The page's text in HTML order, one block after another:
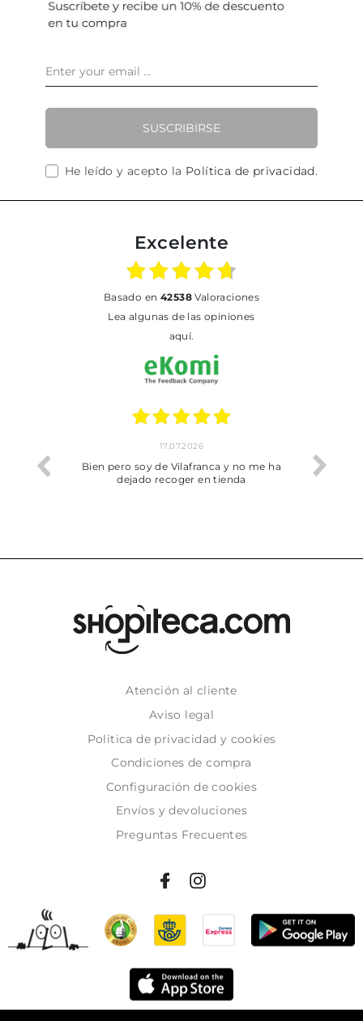
SUSCRIBIRSE
He leído y acepto la Política de privacidad.
Excelente
basado en 42538Valoraciones
Lea algunas de las opiniones
aquí.
trobat
17.07.2026
Bien pero soy de Vilafranca y no me ha
dejado recoger en tienda
Atención al cliente
Aviso legal
Politica de privacidad y cookies
Condiciones de compra
Configuración de cookies
Envíos y devoluciones
Preguntas Frecuentes